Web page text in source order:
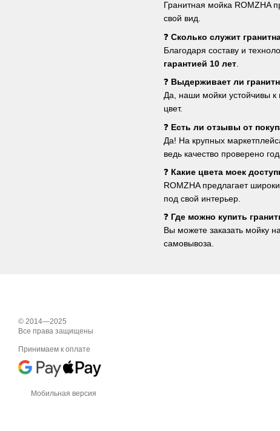
Гранитная мойка ROMZHA
свой вид.
❓ Сколько служит
Благодаря составу и
гарантией 10 лет
❓ Выдерживает ли
Да, наши мойки устойчивы к
цвет.
❓ Есть ли отзывы от
Да! На крупных
ведь качество проверено
❓ Какие цвета моек
ROMZHA предлагает
под свой интерьер.
❓ Где можно купить
Вы можете заказать мойку
самовывоза.
© 2014—2025
Все права защищены
Принимаем к оплате
Мобильная версия